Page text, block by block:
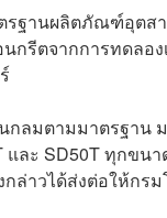
ฐานผลิตภัณฑ์อุตส
นกรีตจากการทดล
กลมตามมาตรฐา
ละ SD50T ทุกขน
ล่าวได้ส่งต่อให้ก